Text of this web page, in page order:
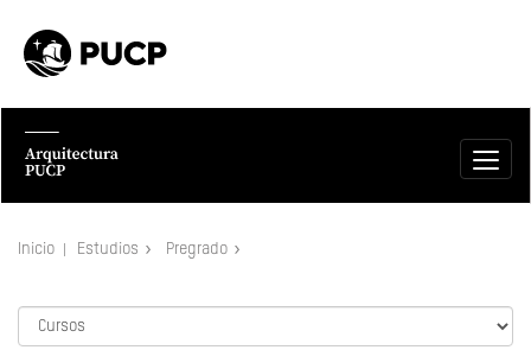
Inicio Estudios Pregrado